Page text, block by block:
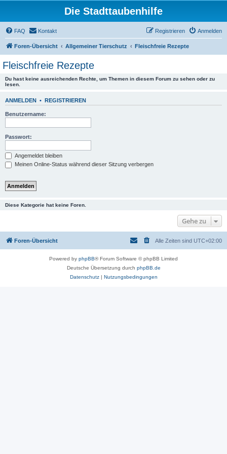
Die Stadttaubenhilfe
FAQ Kontakt Anmelden
Registrieren
Foren-Übersicht Allgemeiner Tierschutz Fleischfreie Rezepte
Fleischfreie Rezepte
Du hast keine ausreichenden Rechte, um Themen in diesem Forum zu sehen oder zu
lesen.
ANMELDEN • REGISTRIEREN
Benutzername:
Passwort:
Angemeldet bleiben
Meinen Online-Status während dieser Sitzung verbergen
Diese Kategorie hat keine Foren.
Gehe zu
Foren-Übersicht Alle Zeiten sind UTC+02:00
Powered by phpBB® Forum Software © phpBB Limited
Deutsche Übersetzung durch phpBB.de
Datenschutz| Nutzungsbedingungen